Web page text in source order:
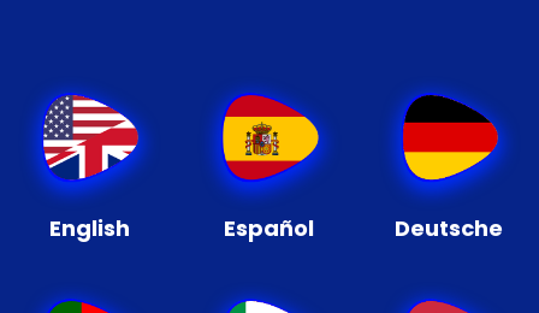
English Español Deutsche